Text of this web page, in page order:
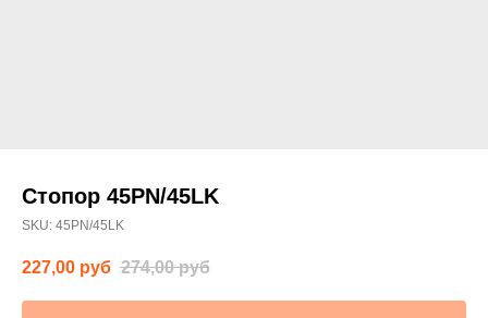
Стопор 45PN/45LK
SKU: 45PN/45LK
227,00 руб 274,00 руб